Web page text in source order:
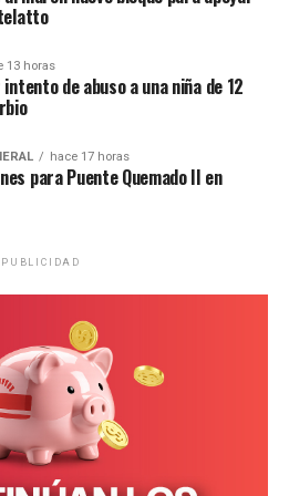
enTrabajadores
Mesa de Cultura de Misiones
13 horas
de abuso a una niña de 12
hace 17 horas
para Puente Quemado II en
PUBLICIDAD